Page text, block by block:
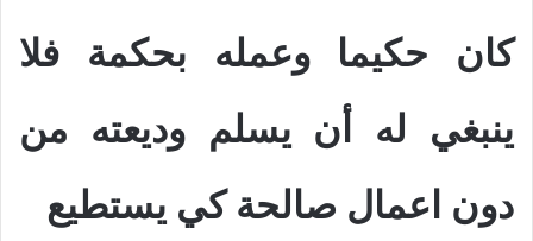
كان حكيما وعمله بحكمة فلا
ينبغي له أن يسلم وديعته من
دون اعمال صالحة كي يستطيع